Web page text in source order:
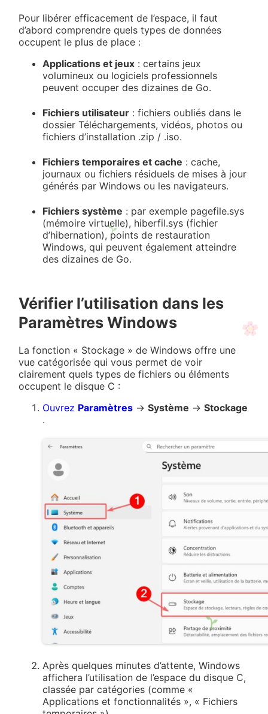
Pour libérer efficacement de l’espace, il faut
d’abord comprendre quels types de données
occupent le plus de place :
Applications et jeux : certains jeux
volumineux ou logiciels professionnels
peuvent occuper des dizaines de Go.
Fichiers utilisateur : fichiers oubliés dans le
dossier Téléchargements, vidéos, photos ou
fichiers d’installation .zip / .iso.
Fichiers temporaires et cache : cache,
journaux ou fichiers résiduels de mises à jour
générés par Windows ou les navigateurs.
Fichiers système : par exemple pagefile.sys
(mémoire virtuelle), hiberfil.sys (fichier
d’hibernation), points de restauration
Windows, qui peuvent également atteindre
des dizaines de Go.
Vérifier l’utilisation dans les
Paramètres Windows
La fonction « Stockage » de Windows offre une
vue catégorisée qui vous permet de voir
clairement quels types de fichiers ou éléments
occupent le disque C :
Ouvrez Paramètres →Système →Stockage
.
Après quelques minutes d’attente, Windows
affichera l’utilisation de l’espace du disque C,
classée par catégories (comme «
Applications et fonctionnalités », « Fichiers